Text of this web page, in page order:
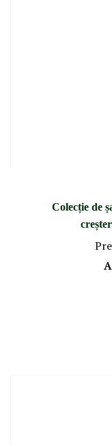
Colecție de